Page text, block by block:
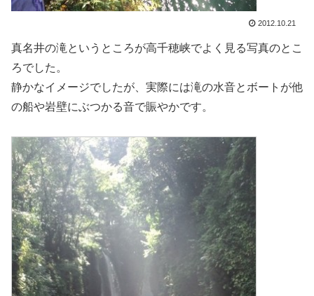
2012.10.21
真名井の滝というところが高千穂峡でよく見る写真のとこ
ろでした。
静かなイメージでしたが、実際には滝の水音とボートが他
の船や岩壁にぶつかる音で賑やかです。